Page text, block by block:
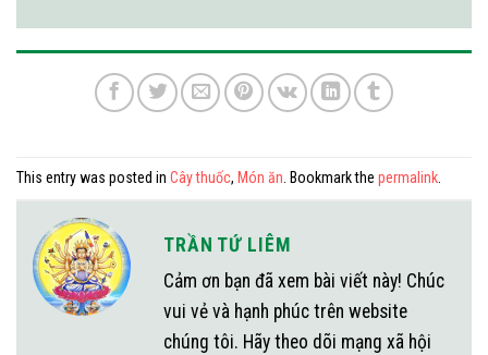
This entry was posted in Cây thuốc, Món ăn. Bookmark the permalink.
TRẦN TỨ LIÊM
Cảm ơn bạn đã xem bài viết này! Chúc
vui vẻ và hạnh phúc trên website
chúng tôi. Hãy theo dõi mạng xã hội